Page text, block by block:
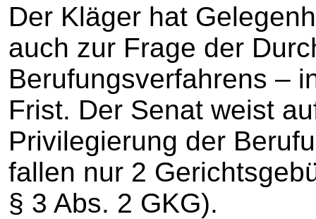
Der Kläger hat
auch zur Frage der
Berufungsverfahrens –
Frist. Der Senat weist
Privilegierung der
fallen nur 2
§ 3 Abs. 2 GKG).